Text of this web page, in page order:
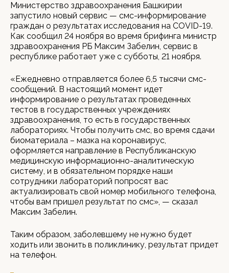
Министерство здравоохранения Башкирии
запустило новый сервис — смс-информирование
граждан о результатах исследования на COVID-19.
Как сообщил 24 ноября во время брифинга министр
здравоохранения РБ Максим Забелин, сервис в
республике работает уже с субботы, 21 ноября.
«Ежедневно отправляется более 6,5 тысячи смс-
сообщений. В настоящий момент идет
информирование о результатах проведенных
тестов в государственных учреждениях
здравоохранения, то есть в государственных
лабораториях. Чтобы получить смс, во время сдачи
биоматериала – мазка на коронавирус,
оформляется направление в Республиканскую
медицинскую информационно-аналитическую
систему, и в обязательном порядке наши
сотрудники лабораторий попросят вас
актуализировать свой номер мобильного телефона,
чтобы вам пришел результат по смс», — сказал
Максим Забелин.
Таким образом, заболевшему не нужно будет
ходить или звонить в поликлинику, результат придет
на телефон.